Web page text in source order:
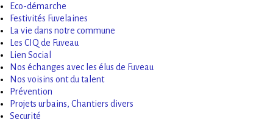
Eco-démarche
Festivités Fuvelaines
La vie dans notre commune
Les CIQ de Fuveau
Lien Social
Nos échanges avec les élus de Fuveau
Nos voisins ont du talent
Prévention
Projets urbains, Chantiers divers
Securité